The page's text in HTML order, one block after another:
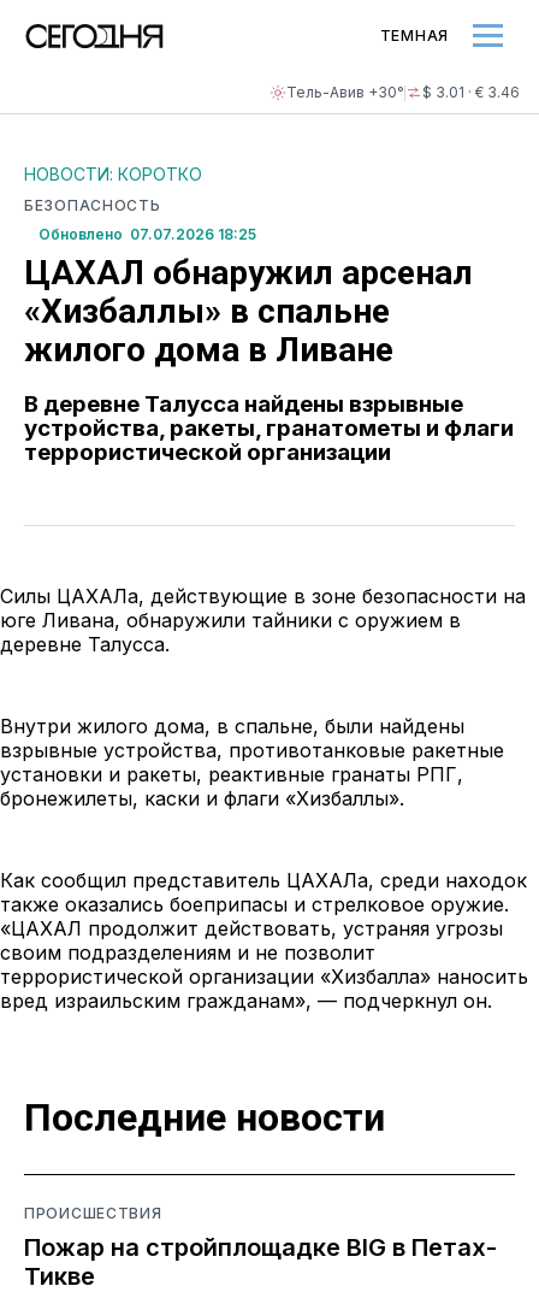
Тель-Авив +30° $ 3.01 · € 3.46
ТЕМНАЯ
НОВОСТИ: КОРОТКО
БЕЗОПАСНОСТЬ
Обновлено 07.07.2026 18:25
ЦАХАЛ обнаружил арсенал
«Хизбаллы» в спальне
жилого дома в Ливане
В деревне Талусса найдены взрывные
устройства, ракеты, гранатометы и флаги
террористической организации
Силы ЦАХАЛа, действующие в зоне безопасности на
юге Ливана, обнаружили тайники с оружием в
деревне Талусса.
Внутри жилого дома, в спальне, были найдены
взрывные устройства, противотанковые ракетные
установки и ракеты, реактивные гранаты РПГ,
бронежилеты, каски и флаги «Хизбаллы».
Как сообщил представитель ЦАХАЛа, среди находок
также оказались боеприпасы и стрелковое оружие.
«ЦАХАЛ продолжит действовать, устраняя угрозы
своим подразделениям и не позволит
террористической организации «Хизбалла» наносить
вред израильским гражданам», — подчеркнул он.
Последние новости
ПРОИСШЕСТВИЯ
Пожар на стройплощадке BIG в Петах-
Тикве